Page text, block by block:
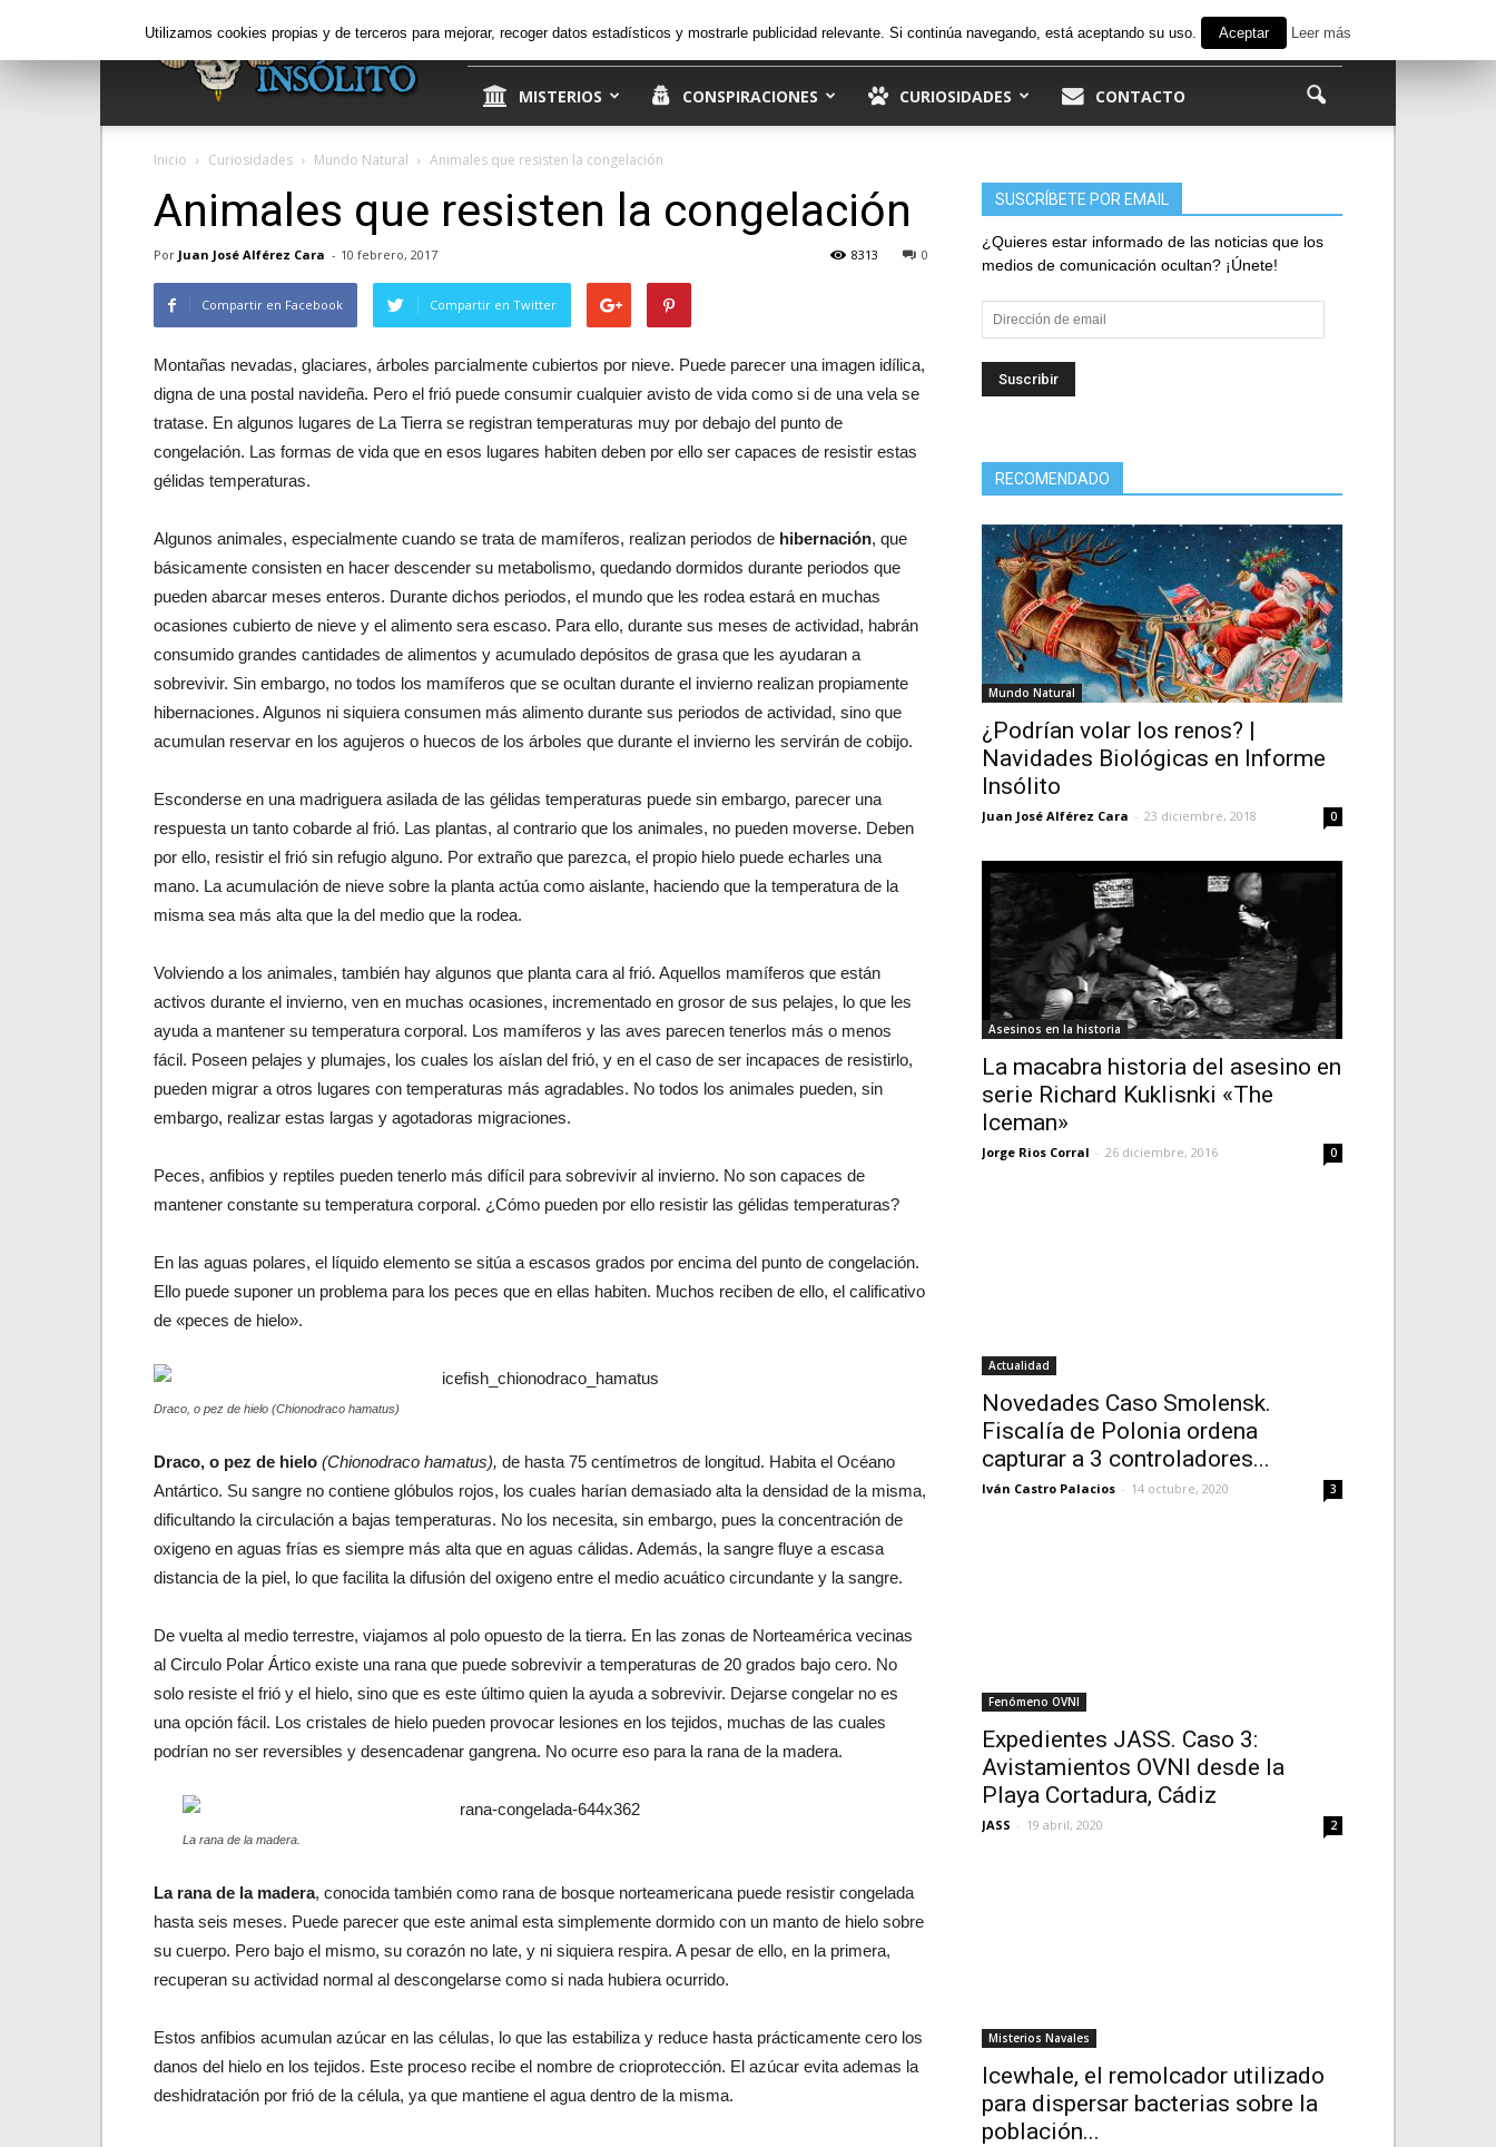
Insólito
25.9 C Madrid jueves, 6 de agosto de 2026 Ingresar
MISTERIOS CONSPIRACIONES CURIOSIDADES CONTACTO
Inicio Curiosidades Mundo Natural Animales que resisten la congelación
Animales que resisten la congelación
Por Juan José Alférez Cara - 10 febrero, 2017 0
8313
Compartir en Facebook Compartir en Twitter
Montañas nevadas, glaciares, árboles parcialmente cubiertos por nieve. Puede parecer una imagen idílica,
digna de una postal navideña. Pero el frió puede consumir cualquier avisto de vida como si de una vela se
tratase. En algunos lugares de La Tierra se registran temperaturas muy por debajo del punto de
congelación. Las formas de vida que en esos lugares habiten deben por ello ser capaces de resistir estas
gélidas temperaturas.
Algunos animales, especialmente cuando se trata de mamíferos, realizan periodos de hibernación, que
básicamente consisten en hacer descender su metabolismo, quedando dormidos durante periodos que
pueden abarcar meses enteros. Durante dichos periodos, el mundo que les rodea estará en muchas
ocasiones cubierto de nieve y el alimento sera escaso. Para ello, durante sus meses de actividad, habrán
consumido grandes cantidades de alimentos y acumulado depósitos de grasa que les ayudaran a
sobrevivir. Sin embargo, no todos los mamíferos que se ocultan durante el invierno realizan propiamente
hibernaciones. Algunos ni siquiera consumen más alimento durante sus periodos de actividad, sino que
acumulan reservar en los agujeros o huecos de los árboles que durante el invierno les servirán de cobijo.
Esconderse en una madriguera asilada de las gélidas temperaturas puede sin embargo, parecer una
respuesta un tanto cobarde al frió. Las plantas, al contrario que los animales, no pueden moverse. Deben
por ello, resistir el frió sin refugio alguno. Por extraño que parezca, el propio hielo puede echarles una
mano. La acumulación de nieve sobre la planta actúa como aislante, haciendo que la temperatura de la
misma sea más alta que la del medio que la rodea.
Volviendo a los animales, también hay algunos que planta cara al frió. Aquellos mamíferos que están
activos durante el invierno, ven en muchas ocasiones, incrementado en grosor de sus pelajes, lo que les
ayuda a mantener su temperatura corporal. Los mamíferos y las aves parecen tenerlos más o menos
fácil. Poseen pelajes y plumajes, los cuales los aíslan del frió, y en el caso de ser incapaces de resistirlo,
pueden migrar a otros lugares con temperaturas más agradables. No todos los animales pueden, sin
embargo, realizar estas largas y agotadoras migraciones.
Peces, anfibios y reptiles pueden tenerlo más difícil para sobrevivir al invierno. No son capaces de
mantener constante su temperatura corporal. ¿Cómo pueden por ello resistir las gélidas temperaturas?
En las aguas polares, el líquido elemento se sitúa a escasos grados por encima del punto de congelación.
Ello puede suponer un problema para los peces que en ellas habiten. Muchos reciben de ello, el calificativo
de «peces de hielo».
Draco, o pez de hielo (Chionodraco hamatus)
Draco, o pez de hielo (Chionodraco hamatus), de hasta 75 centímetros de longitud. Habita el Océano
Antártico. Su sangre no contiene glóbulos rojos, los cuales harían demasiado alta la densidad de la misma,
dificultando la circulación a bajas temperaturas. No los necesita, sin embargo, pues la concentración de
oxigeno en aguas frías es siempre más alta que en aguas cálidas. Además, la sangre fluye a escasa
distancia de la piel, lo que facilita la difusión del oxigeno entre el medio acuático circundante y la sangre.
De vuelta al medio terrestre, viajamos al polo opuesto de la tierra. En las zonas de Norteamérica vecinas
al Circulo Polar Ártico existe una rana que puede sobrevivir a temperaturas de 20 grados bajo cero. No
solo resiste el frió y el hielo, sino que es este último quien la ayuda a sobrevivir. Dejarse congelar no es
una opción fácil. Los cristales de hielo pueden provocar lesiones en los tejidos, muchas de las cuales
podrían no ser reversibles y desencadenar gangrena. No ocurre eso para la rana de la madera.
La rana de la madera.
La rana de la madera, conocida también como rana de bosque norteamericana puede resistir congelada
hasta seis meses. Puede parecer que este animal esta simplemente dormido con un manto de hielo sobre
su cuerpo. Pero bajo el mismo, su corazón no late, y ni siquiera respira. A pesar de ello, en la primera,
recuperan su actividad normal al descongelarse como si nada hubiera ocurrido.
Estos anfibios acumulan azúcar en las células, lo que las estabiliza y reduce hasta prácticamente cero los
danos del hielo en los tejidos. Este proceso recibe el nombre de crioprotección. El azúcar evita ademas la
deshidratación por frió de la célula, ya que mantiene el agua dentro de la misma.
SUSCRÍBETE POR EMAIL
¿Quieres estar informado de las noticias que los
medios de comunicación ocultan? ¡Únete!
Dirección
de
email
RECOMENDADO
Mundo Natural
¿Podrían volar los renos? |
Navidades Biológicas en Informe
Insólito
Juan José Alférez Cara - 23 diciembre, 2018 0
Asesinos en la historia
La macabra historia del asesino en
serie Richard Kuklisnki «The
Iceman»
Jorge Rios Corral - 26 diciembre, 2016 0
Actualidad
Novedades Caso Smolensk.
Fiscalía de Polonia ordena
capturar a 3 controladores...
Iván Castro Palacios - 14 octubre, 2020 3
Fenómeno OVNI
Expedientes JASS. Caso 3:
Avistamientos OVNI desde la
Playa Cortadura, Cádiz
JASS - 19 abril, 2020 2
Misterios Navales
Icewhale, el remolcador utilizado
para dispersar bacterias sobre la
población...
Utilizamos cookies propias y de terceros para mejorar, recoger datos estadísticos y mostrarle publicidad relevante. Si continúa navegando, está aceptando su uso. Aceptar Leer más